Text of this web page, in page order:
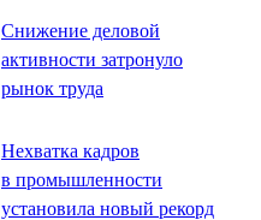
Снижение деловой
активности затронуло
рынок труда
Нехватка кадров
в промышленности
установила новый рекорд